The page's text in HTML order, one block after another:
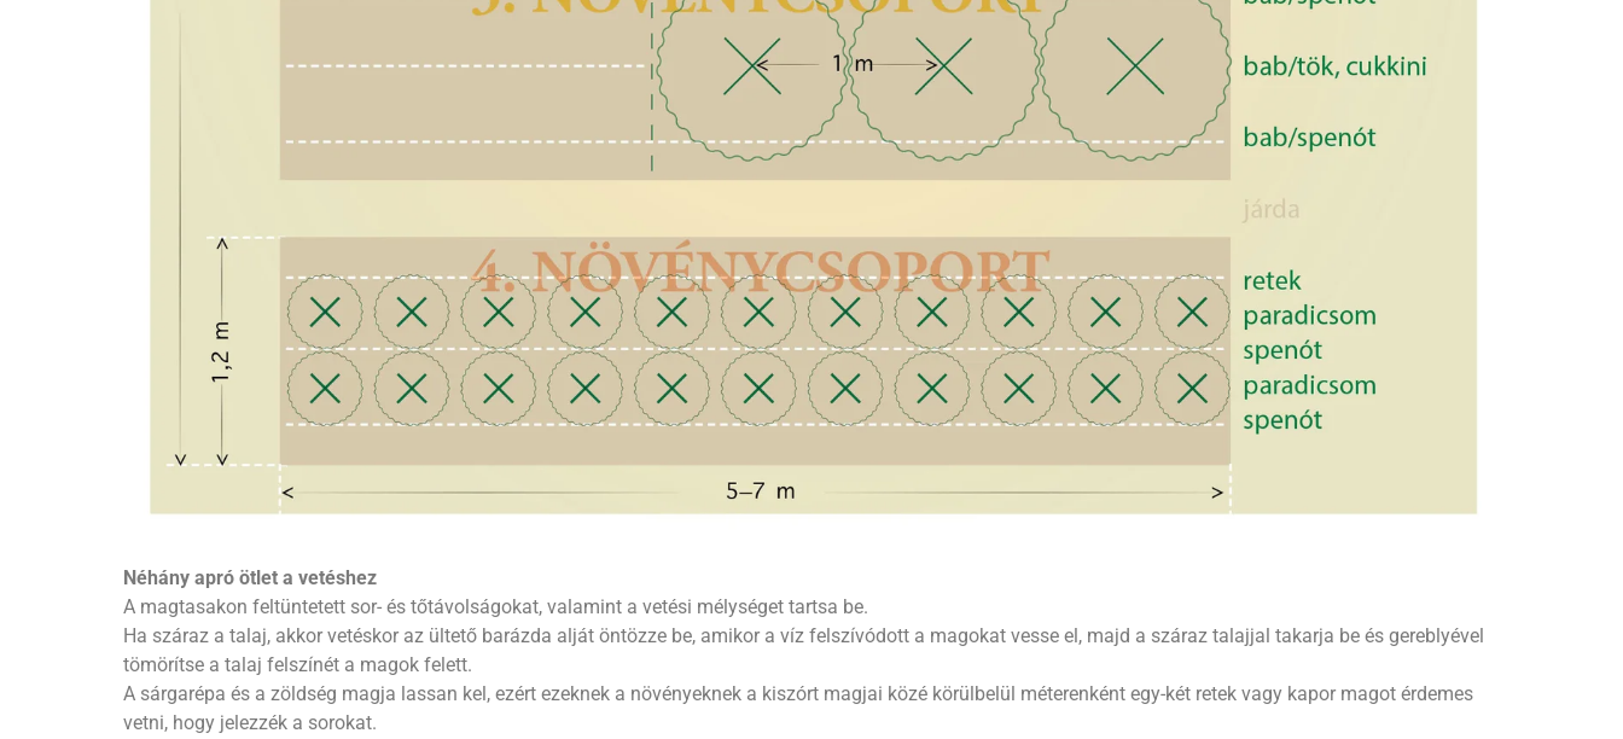
Néhány apró ötlet a vetéshez
A magtasakon feltüntetett sor- és tőtávolságokat, valamint a vetési mélységet tartsa be.
Ha száraz a talaj, akkor vetéskor az ültető barázda alját öntözze be, amikor a víz felszívódott a magokat vesse el, majd a száraz talajjal takarja be és gereblyével
tömörítse a talaj felszínét a magok felett.
A sárgarépa és a zöldség magja lassan kel, ezért ezeknek a növényeknek a kiszórt magjai közé körülbelül méterenként egy-két retek vagy kapor magot érdemes
vetni, hogy jelezzék a sorokat.